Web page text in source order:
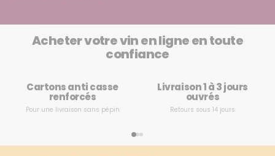
Acheter votre vin en ligne en toute
confiance
Cartons anti casse
renforcés
Pour une livraison sans pépin
Livraison 1 à 3 jours
ouvrés
Retours sous 14 jours